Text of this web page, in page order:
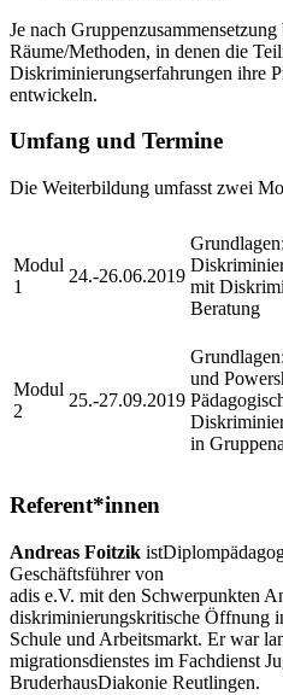
Je nach
Räume/Methoden, in denen die
Diskriminierungserfahrungen ihre
entwickeln.
Umfang und Termine
Die Weiterbildung umfasst zwei
Modul
1
24.-26.06.2019
Grundlagen:
mit
Beratung
Modul
2
25.-27.09.2019
und
in
Referent*innen
Andreas Foitzik
Geschäftsführer von
adis e.V. mit den Schwerpunkten
diskriminierungskritische Öffnung
Schule und Arbeitsmarkt. Er war
migrationsdienstes im Fachdienst
BruderhausDiakonie Reutlingen.